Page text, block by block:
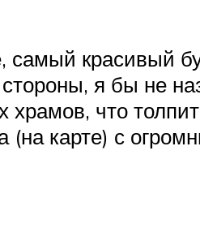
красивый
я бы не
что
карте) с